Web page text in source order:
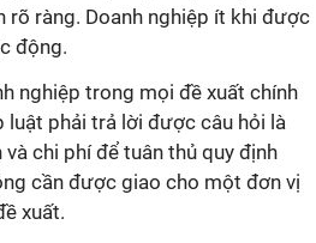
rõ ràng. Doanh nghiệp ít khi được
động.
nghiệp trong mọi đề xuất chính
luật phải trả lời được câu hỏi là
chi phí để tuân thủ quy định
cần được giao cho một đơn vị
xuất.